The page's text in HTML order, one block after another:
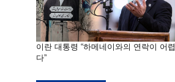
이란 대통령 “하메네이와의 연락이 어렵
다”